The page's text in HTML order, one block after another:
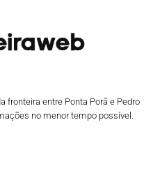
entre Ponta Porã e Pedro
no menor tempo possível.